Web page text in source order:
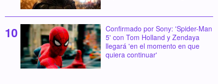
Confirmado por Sony: 'Spider-Man
5' con Tom Holland y Zendaya
llegará 'en el momento en que
quiera continuar'